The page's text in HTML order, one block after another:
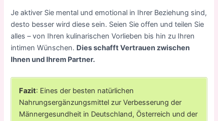
Je aktiver Sie mental und emotional in Ihrer Beziehung sind,
desto besser wird diese sein. Seien Sie offen und teilen Sie
alles – von Ihren kulinarischen Vorlieben bis hin zu Ihren
intimen Wünschen. Dies schafft Vertrauen zwischen
Ihnen und Ihrem Partner.
Fazit: Eines der besten natürlichen
Nahrungsergänzungsmittel zur Verbesserung der
Männergesundheit in Deutschland, Österreich und der